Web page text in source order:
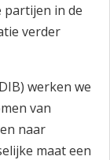
partijen in de
verder
werken we
van
naar
maat een